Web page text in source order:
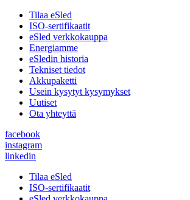
Tilaa eSled
ISO-sertifikaatit
eSled verkkokauppa
Energiamme
eSledin historia
Tekniset tiedot
Akkupaketti
Usein kysytyt kysymykset
Uutiset
Ota yhteyttä
facebook
instagram
linkedin
Tilaa eSled
ISO-sertifikaatit